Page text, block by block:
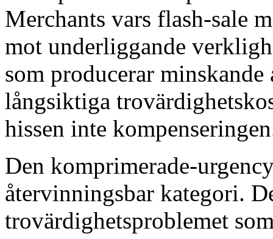
Merchants vars flash-sale
mot underliggande
som producerar
långsiktiga
hissen inte
Den komprimerade-
återvinningsbar kategori.
trovärdighetsproblemet